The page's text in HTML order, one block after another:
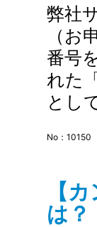
弊社
（お
番号
れた
とし
No：10150
【
は